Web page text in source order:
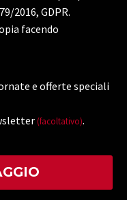
2016, GDPR.
facendo
e offerte speciali
(facoltativo).